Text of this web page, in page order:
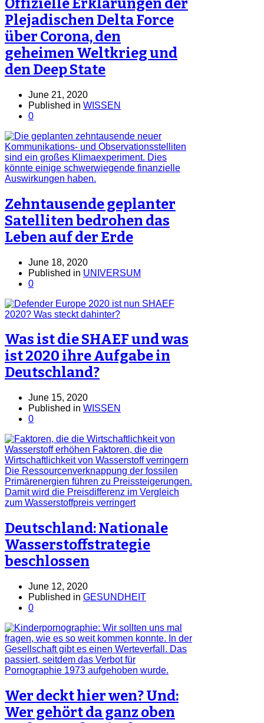
Offizielle Erklärungen der
Plejadischen Delta Force
über Corona, den
geheimen Weltkrieg und
den Deep State
June 21, 2020
Published in WISSEN
0
Zehntausende geplanter
Satelliten bedrohen das
Leben auf der Erde
June 18, 2020
Published in UNIVERSUM
0
Was ist die SHAEF und was
ist 2020 ihre Aufgabe in
Deutschland?
June 15, 2020
Published in WISSEN
0
Deutschland: Nationale
Wasserstoffstrategie
beschlossen
June 12, 2020
Published in GESUNDHEIT
0
Wer deckt hier wen? Und:
Wer gehört da ganz oben